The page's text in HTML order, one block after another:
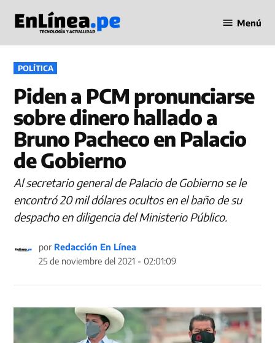
contenido
en Línea
Menú
PUBLICADO
EN
POLÍTICA
Piden a PCM pronunciarse
sobre dinero hallado a
Bruno Pacheco en Palacio
de Gobierno
Al secretario general de Palacio de Gobierno se le
encontró 20 mil dólares ocultos en el baño de su
despacho en diligencia del Ministerio Público.
por Redacción En Línea
25 de noviembre del 2021 - 02:01:09